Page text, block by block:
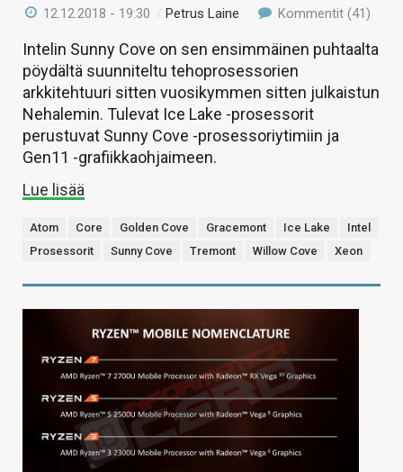
12.12.2018 - 19:30 /Petrus Laine Kommentit (41)
Intelin Sunny Cove on sen ensimmäinen puhtaalta
pöydältä suunniteltu tehoprosessorien
arkkitehtuuri sitten vuosikymmen sitten julkaistun
Nehalemin. Tulevat Ice Lake -prosessorit
perustuvat Sunny Cove -prosessoriytimiin ja
Gen11 -grafiikkaohjaimeen.
Lue lisää
Atom Core Golden Cove Gracemont Ice Lake
Intel
Prosessorit
Sunny Cove Tremont Willow Cove Xeon